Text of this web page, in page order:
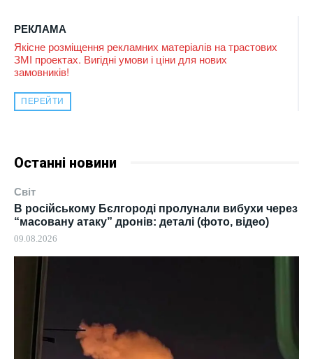
РЕКЛАМА
Якісне розміщення рекламних матеріалів на трастових
ЗМІ проектах. Вигідні умови і ціни для нових
замовників!
ПЕРЕЙТИ
Останні новини
Світ
В російському Бєлгороді пролунали вибухи через
“масовану атаку” дронів: деталі (фото, відео)
09.08.2026